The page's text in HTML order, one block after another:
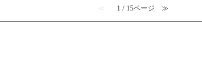
≪ 1 / 15ページ ≫